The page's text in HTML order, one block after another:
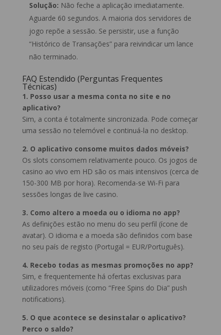
Solução: Não feche a aplicação imediatamente.
Aguarde 60 segundos. A maioria dos servidores de
jogo repõe a sessão. Se persistir, use a função
“Histórico de Transações” para reivindicar um lance
não terminado.
FAQ Estendido (Perguntas Frequentes
Técnicas)
1. Posso usar a mesma conta no site e no
aplicativo?
Sim, a conta é totalmente sincronizada. Pode começar
uma sessão no telemóvel e continuá-la no desktop.
2. O aplicativo consome muitos dados móveis?
Os slots consomem relativamente pouco. Os jogos de
casino ao vivo em HD são os mais intensivos (cerca de
150-300 MB por hora). Recomenda-se Wi-Fi para
sessões longas de live casino.
3. Como altero a moeda ou o idioma no app?
As definições estão no menu do seu perfil (ícone de
avatar). O idioma e a moeda são definidos com base
no seu país de registo (Portugal = EUR/Português).
4. Recebo todas as mesmas promoções no app?
Sim, e frequentemente há ofertas exclusivas para
utilizadores móveis (como “Free Spins do Dia” push
notifications).
5. O que acontece se desinstalar o aplicativo?
Perco o saldo?